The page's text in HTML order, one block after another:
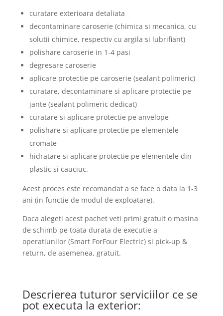
curatare exterioara detaliata
decontaminare caroserie (chimica si mecanica, cu
solutii chimice, respectiv cu argila si lubrifiant)
polishare caroserie in 1-4 pasi
degresare caroserie
aplicare protectie pe caroserie (sealant polimeric)
curatare, decontaminare si aplicare protectie pe
jante (sealant polimeric dedicat)
curatare si aplicare protectie pe anvelope
polishare si aplicare protectie pe elementele
cromate
hidratare si aplicare protectie pe elementele din
plastic si cauciuc.
Acest proces este recomandat a se face o data la 1-3
ani (in functie de modul de exploatare).
Daca alegeti acest pachet veti primi gratuit o masina
de schimb pe toata durata de executie a
operatiunilor (Smart ForFour Electric) si pick-up &
return, de asemenea, gratuit.
Descrierea tuturor serviciilor ce se
pot executa la exterior: